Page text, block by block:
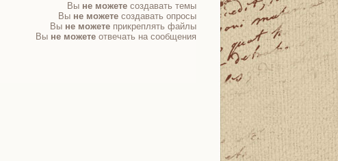
Вы не можете создавать темы
Вы не можете создавать опросы
Вы не можете прикреплять файлы
Вы не можете отвечать на сообщения